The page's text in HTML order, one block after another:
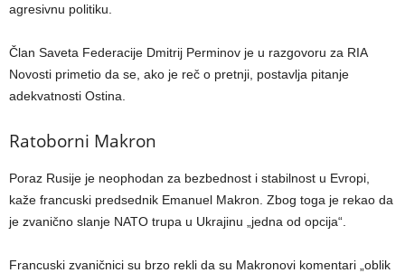
agresivnu politiku.
Član Saveta Federacije Dmitrij Perminov je u razgovoru za RIA
Novosti primetio da se, ako je reč o pretnji, postavlja pitanje
adekvatnosti Ostina.
Ratoborni Makron
Poraz Rusije je neophodan za bezbednost i stabilnost u Evropi,
kaže francuski predsednik Emanuel Makron. Zbog toga je rekao da
je zvanično slanje NATO trupa u Ukrajinu „jedna od opcija“.
Francuski zvaničnici su brzo rekli da su Makronovi komentari „oblik